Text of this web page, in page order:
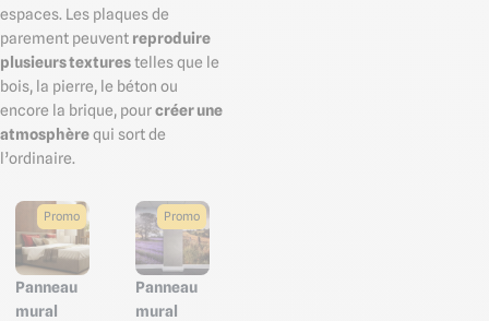
espaces. Les plaques de
parement peuvent reproduire
plusieurs texturestelles que le
bois, la pierre, le béton ou
encore la brique, pourcréer une
atmosphèrequi sort de
l’ordinaire.
Promo
Panneau
mural
Promo
Panneau
mural